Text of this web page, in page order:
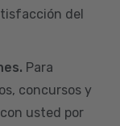
del
Para
concursos y
usted por